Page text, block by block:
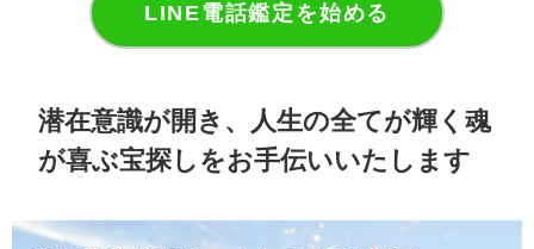
LINE電話鑑定を始める
潜在意識が開き、人生の全てが輝く魂
が喜ぶ宝探しをお手伝いいたします